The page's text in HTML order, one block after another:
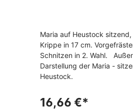
Maria auf Heustock
Krippe in 17 cm.
Schnitzen in 2. Wahl.
Darstellung der Maria -
Heustock.
16,66 €*